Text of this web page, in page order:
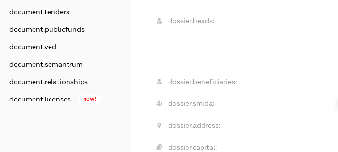
document.tenders
document.publicfunds
document.ved
document.semantrum
document.relationships
document.licenses new!
dossier.heads:
dossier.beneficiaries:
dossier.smida:
dossier.address:
dossier.capital: